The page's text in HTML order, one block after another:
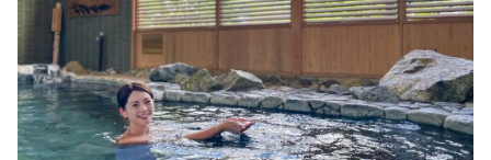
LIVE CAMERA
ライブカメラ
RECOMMENDATION
おすすめ情報
ABOUT HAKUBA
白馬村について イベント情報
INFORMATION
お知らせ
MEISTER TOUR
マイスターツアー
STAY
宿泊施設
ACTIVITIES
アクティビティー